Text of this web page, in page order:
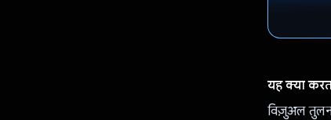
यह क्या
विज़ुअल